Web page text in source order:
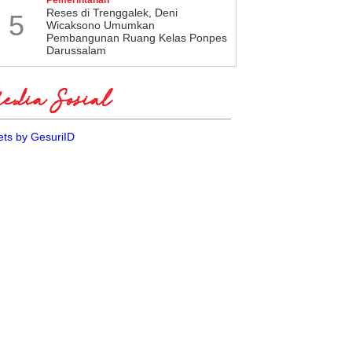
5
​Reses di Trenggalek, Deni
Wicaksono Umumkan
Pembangunan Ruang Kelas Ponpes
Darussalam
Sosial
by GesuriID